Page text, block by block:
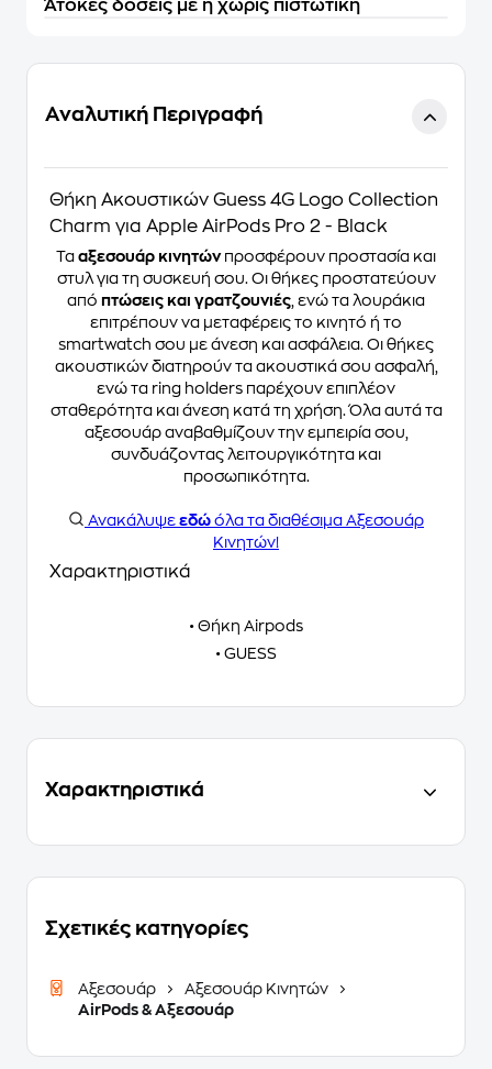
Άτοκες δόσεις με ή χωρίς πιστωτική
Αναλυτική Περιγραφή
Θήκη Ακουστικών Guess 4G Logo Collection
Charm για Apple AirPods Pro 2 - Black
Τα αξεσουάρ κινητώνπροσφέρουν προστασία και
στυλ για τη συσκευή σου. Οι θήκες προστατεύουν
από πτώσεις και γρατζουνιές , ενώ τα λουράκια
επιτρέπουν να μεταφέρεις το κινητό ή το
smartwatch σου με άνεση και ασφάλεια. Οι θήκες
ακουστικών διατηρούν τα ακουστικά σου ασφαλή,
ενώ τα ring holders παρέχουν επιπλέον
σταθερότητα και άνεση κατά τη χρήση. Όλα αυτά τα
αξεσουάρ αναβαθμίζουν την εμπειρία σου,
συνδυάζοντας λειτουργικότητα και
προσωπικότητα.
Ανακάλυψε εδώ όλα τα διαθέσιμα Αξεσουάρ
Κινητών!
Χαρακτηριστικά
• Θήκη Airpods
• GUESS
Χαρακτηριστικά
Σχετικές κατηγορίες
Αξεσουάρ
Αξεσουάρ Κινητών
AirPods & Αξεσουάρ